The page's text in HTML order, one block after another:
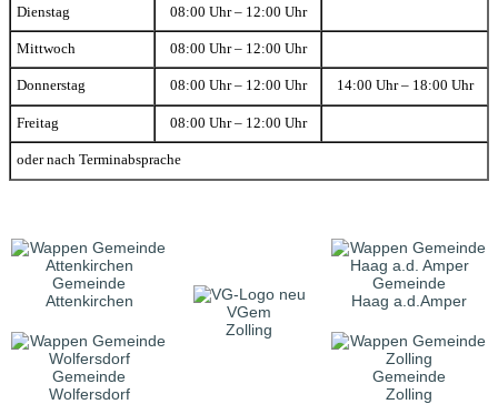
Dienstag 08:00 Uhr – 12:00 Uhr
Mittwoch 08:00 Uhr – 12:00 Uhr
Donnerstag 08:00 Uhr – 12:00 Uhr 14:00 Uhr – 18:00 Uhr
Freitag 08:00 Uhr – 12:00 Uhr
oder nach Terminabsprache
Gemeinde
Attenkirchen
VGem
Zolling
Gemeinde
Haag a.d.Amper
Gemeinde
Wolfersdorf
Gemeinde
Zolling